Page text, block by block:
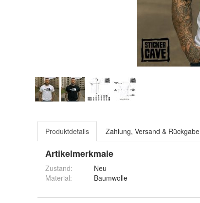
Produktdetails Zahlung, Versand & Rückgabe
Artikelmerkmale
Zustand:
Neu
Material: Baumwolle